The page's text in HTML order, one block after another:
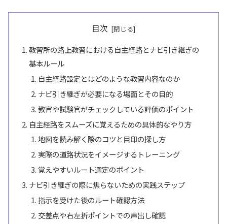
目次
教習所の路上教習における自主経路とナビ引き継ぎの
基本ルール
自主経路設定とはどのような教習内容なのか
ナビ引き継ぎが必要になる場面とその目的
教官や試験官がチェックしている評価のポイント
自主経路をスムーズに覚えるための具体的なやり方
地図を読み解く際のコツと目印の探し方
実際の道路状況をイメージするトレーニング
覚えやすいルート選定のポイント
ナビ引き継ぎの際に焦らないための実践ステップ
指示を受けた後のルート確認方法
交差点や右左折ポイントでの声出し確認